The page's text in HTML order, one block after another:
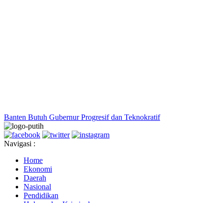
Banten Butuh Gubernur Progresif dan Teknokratif
Navigasi :
Home
Ekonomi
Daerah
Nasional
Pendidikan